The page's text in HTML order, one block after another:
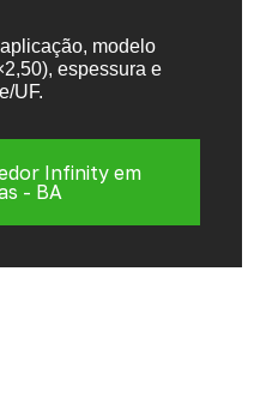
modelo
espessura e
UF.
Infinity em
- BA